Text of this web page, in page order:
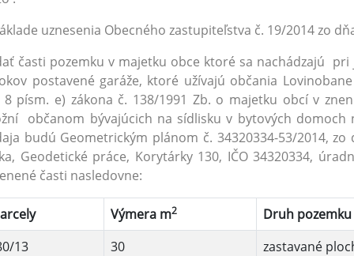
uznesenia Obecného zastupiteľstva č. 19/2014 zo
časti pozemku v majetku obce ktoré sa nachádzajú
postavené garáže, ktoré užívajú občania
8 písm. e) zákona č. 138/1991 Zb. o majetku obcí v
občanom bývajúcich na sídlisku v bytových domoch
budú Geometrickým plánom č. 34320334-53/2014, zo
Geodetické práce, Korytárky 130, IČO 34320334,
časti nasledovne:
Výmera m2
Druh pozemku
13
30
zastavané